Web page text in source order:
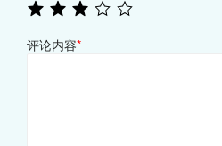
评论内容*